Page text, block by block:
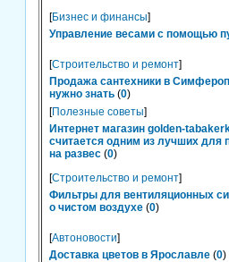
[Бизнес и финансы]
Управление весами с помощью
[Строительство и ремонт]
Продажа сантехники в
нужно знать (0)
[Полезные советы]
Интернет магазин golden-
считается одним из лучших для
на развес (0)
[Строительство и ремонт]
Фильтры для вентиляционных
о чистом воздухе (0)
[Автоновости]
Доставка цветов в Ярославле (0)